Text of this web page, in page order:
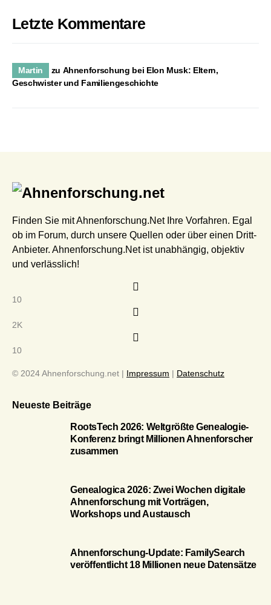
Letzte Kommentare
Martin zu Ahnenforschung bei Elon Musk: Eltern,
Geschwister und Familiengeschichte
Finden Sie mit Ahnenforschung.Net Ihre Vorfahren. Egal
ob im Forum, durch unsere Quellen oder über einen Dritt-
Anbieter. Ahnenforschung.Net ist unabhängig, objektiv
und verlässlich!
10
2K
10
© 2024 Ahnenforschung.net | Impressum | Datenschutz
Neueste Beiträge
RootsTech 2026: Weltgrößte Genealogie-
Konferenz bringt Millionen Ahnenforscher
zusammen
Genealogica 2026: Zwei Wochen digitale
Ahnenforschung mit Vorträgen,
Workshops und Austausch
Ahnenforschung-Update: FamilySearch
veröffentlicht 18 Millionen neue Datensätze